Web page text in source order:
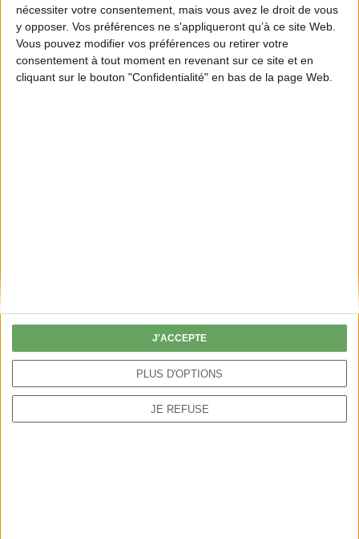
nécessiter votre consentement, mais vous avez le droit de vous
y opposer. Vos préférences ne s'appliqueront qu’à ce site Web.
Vous pouvez modifier vos préférences ou retirer votre
consentement à tout moment en revenant sur ce site et en
cliquant sur le bouton "Confidentialité" en bas de la page Web.
PLUS D'OPTIONS
JE REFUSE
J'ACCEPTE
Découvrez aussi
AU COEUR DES
TERRITOIRES
LA FEMME, L'AVENIR DE
LA CHASSE ?
LES 4
Accueil FNC TV J’aime La Nature Propre